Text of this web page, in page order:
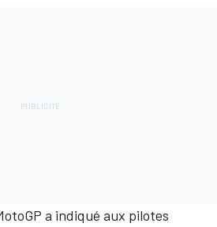
a indiqué aux pilotes